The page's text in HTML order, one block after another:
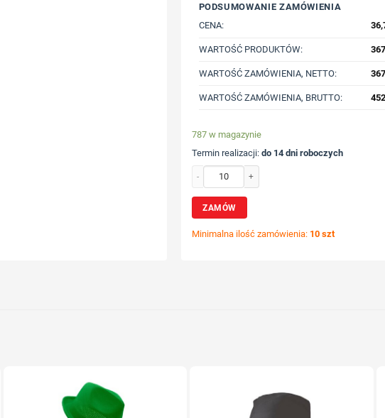
PODSUMOWANIE ZAMÓWIENIA
CENA:
WARTOŚĆ PRODUKTÓW:
WARTOŚĆ ZAMÓWIENIA, NETTO:
WARTOŚĆ ZAMÓWIENIA, BRUTTO:
787 w magazynie
Termin realizacji: do 14 dni roboczych
ilość Lekka koszulka Iqoniq Sierra, bawełna z
ZAMÓW
Minimalna ilość zamówienia: 10 szt